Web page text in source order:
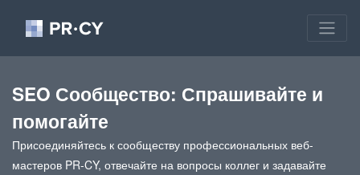
SEO Сообщество: Спрашивайте и
помогайте
Присоединяйтесь к сообществу профессиональных веб-
мастеров PR-CY, отвечайте на вопросы коллег и задавайте